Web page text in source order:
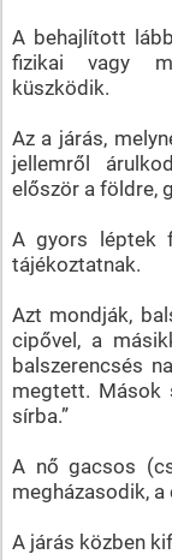
A behajlított
fizikai vagy
küszködik.
Az a járás,
jellemről
először a földre,
A gyors léptek
tájékoztatnak.
Azt mondják,
cipővel, a
balszerencsés
megtett. Mások
sírba.”
A nő gacsos
megházasodik, a
A járás közben